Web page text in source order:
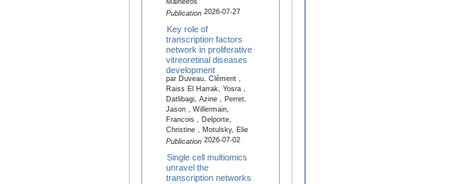
Malheiros
Publication2026-07-27
Key role of
transcription factors
network in proliferative
vitreoretinal diseases
development
par Duveau, Clément ,
Raiss El Harrak, Yosra ,
Datlibagi, Azine , Perret,
Jason , Willermain,
Francois , Delporte,
Christine , Motulsky, Elie
Publication2026-07-02
Single cell multiomics
unravel the
transcription networks